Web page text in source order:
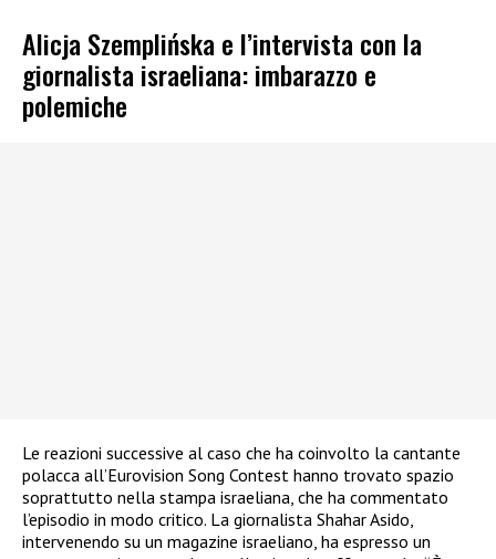
Alicja Szemplińska e l’intervista con la
giornalista israeliana: imbarazzo e
polemiche
Le reazioni successive al caso che ha coinvolto la cantante
polacca all’Eurovision Song Contest hanno trovato spazio
soprattutto nella stampa israeliana, che ha commentato
l’episodio in modo critico. La giornalista Shahar Asido,
intervenendo su un magazine israeliano, ha espresso un